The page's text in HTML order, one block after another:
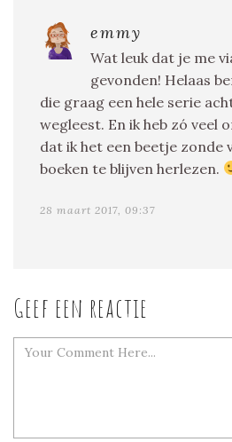
emmy
Wat leuk dat je me
gevonden! Helaas
die graag een hele serie
wegleest. En ik heb zó veel
dat ik het een beetje zonde
boeken te blijven herlezen.
28 maart 2017, 09:37
Geef een reactie